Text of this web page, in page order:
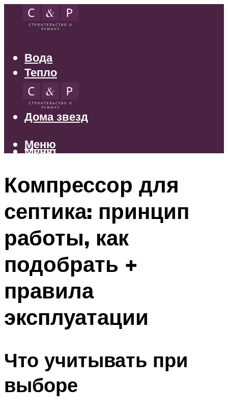
Вода
Тепло
Электрика
Свет
Дома звезд
Меню
Меню
Компрессор для
септика: принцип
работы, как
подобрать +
правила
эксплуатации
Что учитывать при
выборе